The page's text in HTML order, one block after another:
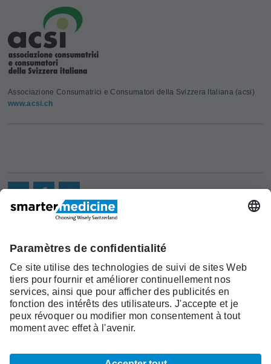
Associazione Consumatrici e Consumatori della Svizzera Italiana (acsi)
www.acsi.ch
smarter
medicine?
Liste Top 5
Recherche
Contact
c/o Société Suisse de Médécine
Interne Générale
Monbijoustrasse 43, Case postale,
3001 Berne
Tél. +41 31 370 40 00, Fax +41 31
370 40 19
smartermedicine@sgaim.ch